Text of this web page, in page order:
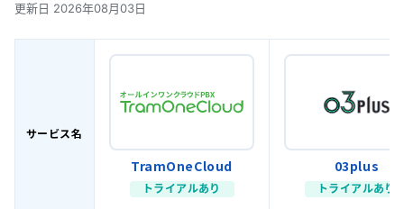
更新日 2026年08月03日
サービス名
TramOneCloud
トライアルあり
03plus
トライアルあり